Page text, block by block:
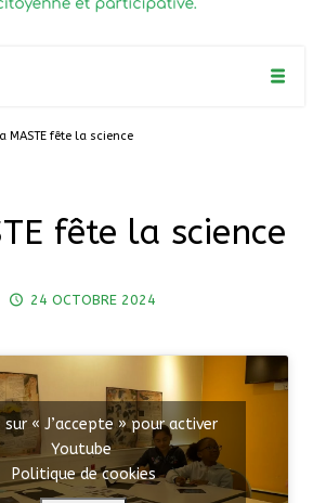
MASTE fête la science
fête la science
24 OCTOBRE 2024
sur « J’accepte » pour activer
Youtube
Politique de cookies